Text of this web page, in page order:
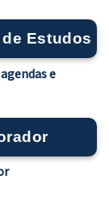
Estudos
e